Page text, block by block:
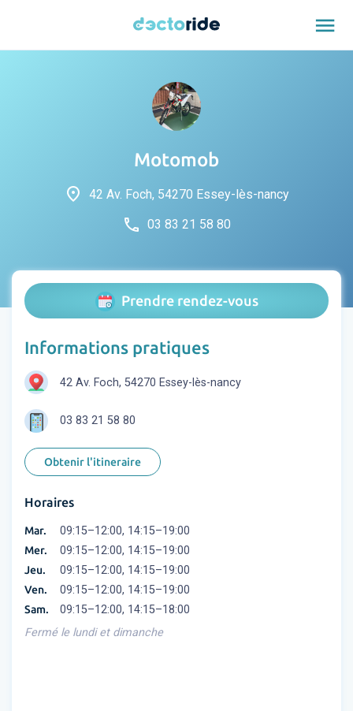
menu
Motomob
place 42 Av. Foch, 54270 Essey-lès-nancy
phone 03 83 21 58 80
Prendre rendez-vous
Informations pratiques
42 Av. Foch, 54270 Essey-lès-nancy
03 83 21 58 80
Obtenir l'itineraire
Horaires
Mar. 09:15–12:00, 14:15–19:00
Mer. 09:15–12:00, 14:15–19:00
Jeu. 09:15–12:00, 14:15–19:00
Ven. 09:15–12:00, 14:15–19:00
Sam.
09:15–12:00, 14:15–18:00
Fermé le lundi et dimanche